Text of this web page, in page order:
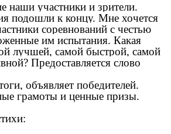
наши участники и зрители.
подошли к концу. Мне хочется
соревнований с честью
им испытания. Какая
лучшей, самой быстрой, самой
Предоставляется слово
объявляет победителей.
грамоты и ценные призы.